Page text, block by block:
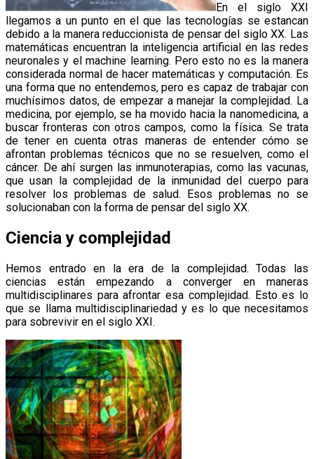
En el siglo XXI
llegamos a un punto en el que las tecnologías se estancan
debido a la manera reduccionista de pensar del siglo XX. Las
matemáticas encuentran la inteligencia artificial en las redes
neuronales y el machine learning. Pero esto no es la manera
considerada normal de hacer matemáticas y computación. Es
una forma que no entendemos, pero es capaz de trabajar con
muchísimos datos, de empezar a manejar la complejidad. La
medicina, por ejemplo, se ha movido hacia la nanomedicina, a
buscar fronteras con otros campos, como la física. Se trata
de tener en cuenta otras maneras de entender cómo se
afrontan problemas técnicos que no se resuelven, como el
cáncer. De ahí surgen las inmunoterapias, como las vacunas,
que usan la complejidad de la inmunidad del cuerpo para
resolver los problemas de salud. Esos problemas no se
solucionaban con la forma de pensar del siglo XX.
Ciencia y complejidad
Hemos entrado en la era de la complejidad. Todas las
ciencias están empezando a converger en maneras
multidisciplinares para afrontar esa complejidad. Esto es lo
que se llama multidisciplinariedad y es lo que necesitamos
para sobrevivir en el siglo XXI.